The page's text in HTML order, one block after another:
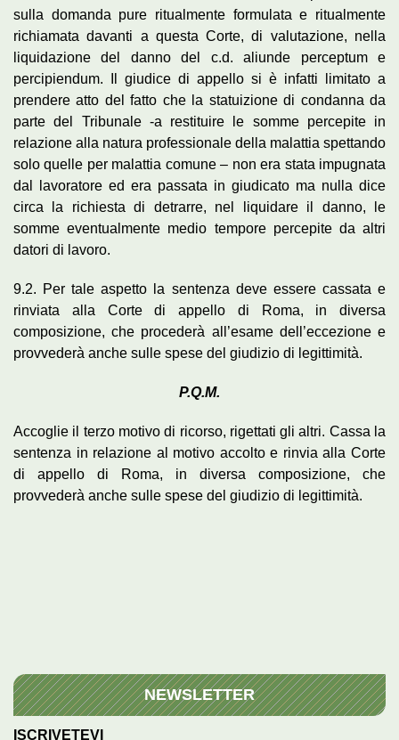
sulla domanda pure ritualmente formulata e ritualmente
richiamata davanti a questa Corte, di valutazione, nella
liquidazione del danno del c.d. aliunde perceptum e
percipiendum. Il giudice di appello si è infatti limitato a
prendere atto del fatto che la statuizione di condanna da
parte del Tribunale -a restituire le somme percepite in
relazione alla natura professionale della malattia spettando
solo quelle per malattia comune – non era stata impugnata
dal lavoratore ed era passata in giudicato ma nulla dice
circa la richiesta di detrarre, nel liquidare il danno, le
somme eventualmente medio tempore percepite da altri
datori di lavoro.
9.2. Per tale aspetto la sentenza deve essere cassata e
rinviata alla Corte di appello di Roma, in diversa
composizione, che procederà all’esame dell’eccezione e
provvederà anche sulle spese del giudizio di legittimità.
P.Q.M.
Accoglie il terzo motivo di ricorso, rigettati gli altri. Cassa la
sentenza in relazione al motivo accolto e rinvia alla Corte
di appello di Roma, in diversa composizione, che
provvederà anche sulle spese del giudizio di legittimità.
NEWSLETTER
ISCRIVETEVI